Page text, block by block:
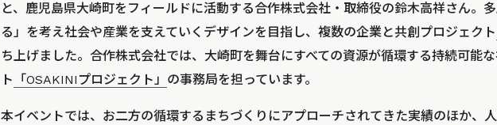
と、鹿児島県大崎町をフィールドに活動する合作株式会社・取締役の鈴木高祥さん。
る」を考え社会や産業を支えていくデザインを目指し、複数の企業と共創プロジェクト
ち上げました。合作株式会社では、大崎町を舞台にすべての資源が循環する持続可能
ト
「OSAKINIプロジェクト」 の事務局を担っています。
本イベントでは、お二方の循環するまちづくりにアプローチされてきた実績のほか、